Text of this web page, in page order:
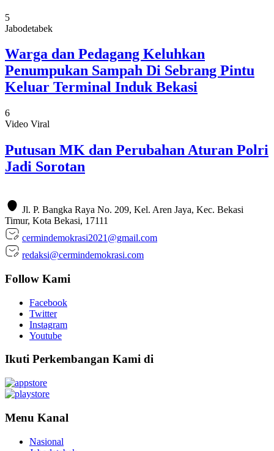
5
Jabodetabek
Warga dan Pedagang Keluhkan
Penumpukan Sampah Di Sebrang Pintu
Keluar Terminal Induk Bekasi
6
Video Viral
Putusan MK dan Perubahan Aturan Polri
Jadi Sorotan
Jl. P. Bangka Raya No. 209, Kel. Aren Jaya, Kec. Bekasi
Timur, Kota Bekasi, 17111
cermindemokrasi2021@gmail.com
redaksi@cermindemokrasi.com
Follow Kami
Facebook
Twitter
Instagram
Youtube
Ikuti Perkembangan Kami di
Menu Kanal
Nasional